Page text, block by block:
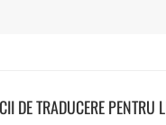
DE TRADUCERE PENTRU